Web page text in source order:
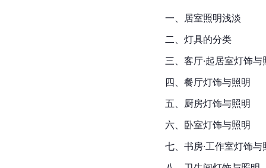
一、居室照明浅淡
二、灯具的分类
三、客厅·起居室灯饰与
四、餐厅灯饰与照明
五、厨房灯饰与照明
六、卧室灯饰与照明
七、书房·工作室灯饰与